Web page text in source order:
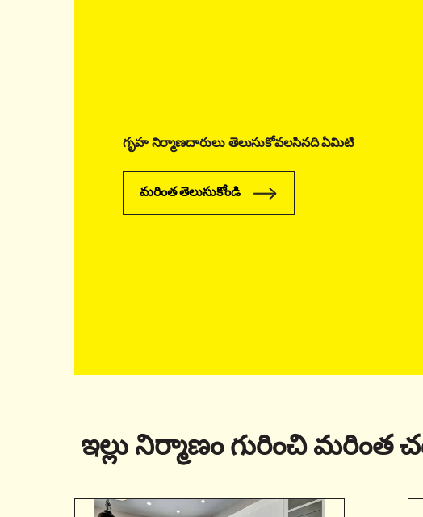
గృహ నిర్మాణదారులు తెలుసుకోవలసినది ఏమిటి
మరింత తెలుసుకోండి
ఇల్లు నిర్మాణం గురించి మరింత